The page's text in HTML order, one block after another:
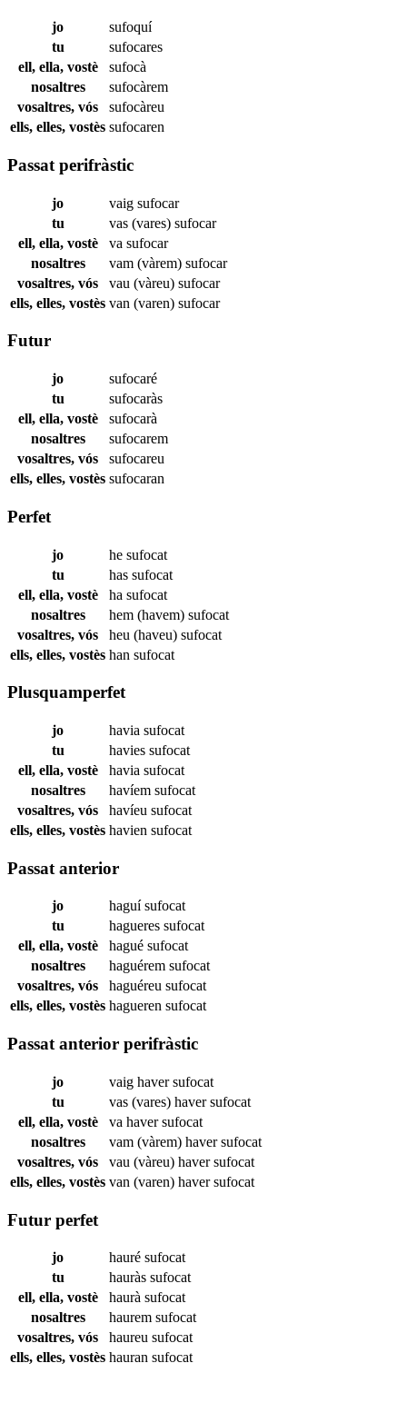
jo
sufoquí
tu
sufocares
ell, ella, vostè
sufocà
nosaltres
sufocàrem
vosaltres, vós
sufocàreu
ells, elles, vostès sufocaren
Passat perifràstic
jo vaig sufocar
tu
vas (vares) sufocar
ell, ella, vostè
va sufocar
nosaltres
vam (vàrem) sufocar
vosaltres, vós
vau (vàreu) sufocar
ells, elles, vostès van (varen) sufocar
Futur
jo
sufocaré
tu
sufocaràs
ell, ella, vostè
sufocarà
nosaltres
sufocarem
vosaltres, vós
sufocareu
ells, elles, vostès sufocaran
Perfet
jo he sufocat
tu
has sufocat
ell, ella, vostè
ha sufocat
nosaltres
hem (havem) sufocat
vosaltres, vós
heu (haveu) sufocat
ells, elles, vostès han sufocat
Plusquamperfet
jo havia sufocat
tu
havies sufocat
ell, ella, vostè
havia sufocat
nosaltres
havíem sufocat
vosaltres, vós
havíeu sufocat
ells, elles, vostès havien sufocat
Passat anterior
jo haguísufocat
tu
hagueres sufocat
ell, ella, vostè
hagué sufocat
nosaltres
haguérem sufocat
vosaltres, vós
haguéreu sufocat
ells, elles, vostès hagueren sufocat
Passat anterior perifràstic
jo vaig haversufocat
tu
vas (vares) haversufocat
ell, ella, vostè
va haversufocat
nosaltres
vam (vàrem) haversufocat
vosaltres, vós
vau (vàreu) haversufocat
ells, elles, vostès van (varen) haversufocat
Futur perfet
jo hauré sufocat
tu
hauràs sufocat
ell, ella, vostè
haurà sufocat
nosaltres
haurem sufocat
vosaltres, vós
haureu sufocat
ells, elles, vostès hauran sufocat